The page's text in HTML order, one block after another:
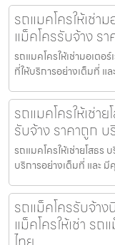
รถแมคโครให้เช่า
แม็คโครรับจ้าง ร
รถแมคโครให้เช่ามอเตอ
ที่ให้บริการอย่างเต็มที่ แ
รถแมคโครให้เช่า
รับจ้าง ราคาถูก บ
รถแมคโครให้เช่ายโสธร
บริการอย่างเต็มที่ และ
รถแม็คโครรับจ้า
แม็คโครให้เช่า ร